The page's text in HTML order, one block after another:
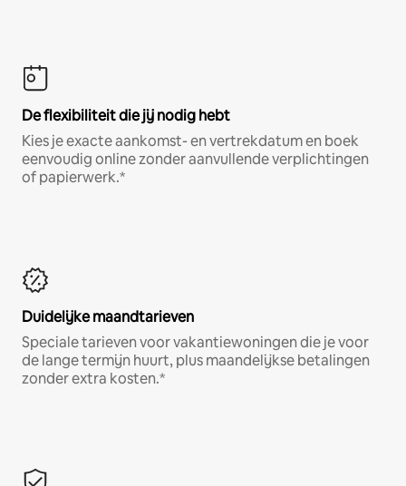
De flexibiliteit die jij nodig hebt
Kies je exacte aankomst- en vertrekdatum en boek
eenvoudig online zonder aanvullende verplichtingen
of papierwerk.*
Duidelijke maandtarieven
Speciale tarieven voor vakantiewoningen die je voor
de lange termijn huurt, plus maandelijkse betalingen
zonder extra kosten.*